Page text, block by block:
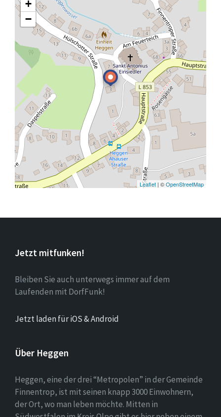
+
−
Leaflet | ©OpenStreetMap
Jetzt mitfunken!
Bleiben Sie auch unterwegs immer auf dem
Laufenden mit DorfFunk!
Jetzt laden für iOS & Android
Über Heggen
Heggen, eine der drei “Metropolen” in der Gemeinde
Finnentrop, ist mit seinen knapp 3000 Einwohnern,
der Ort, wo man leben möchte. Mitten in